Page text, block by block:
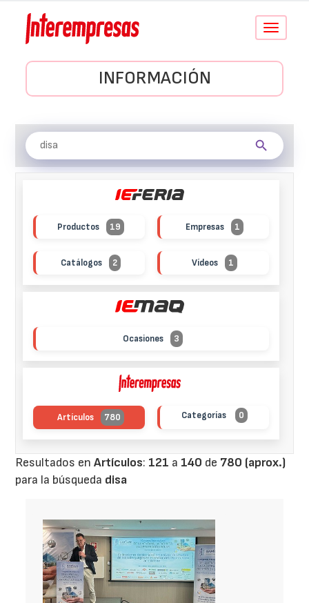
Conmutar
INFORMACIÓN
Productos 19 Empresas 1
Catálogos 2 Vídeos 1
Ocasiones 3
Artículos 780 Categorías 0
Resultados enArtículos: 121 a 140 de 780 (aprox.)
para la búsqueda disa